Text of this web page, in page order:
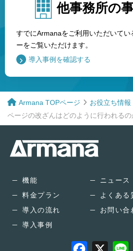
他事務所の
すでにArmanaをご利用いただいてい
ーをご覧いただけます。
導入事例を確認する
Armana TOPページ お役立ち情報
ページの改ざんはどのように行われる
機能
料金プラン
導入の流れ
導入事例
ニュース
よくある
お問い合